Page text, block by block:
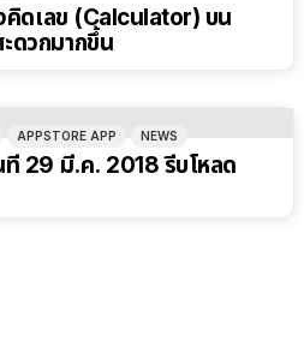
คิดเลข (Calculator) บน
ดวกมากขึ้น
APPSTORE APP NEWS
29 มี.ค. 2018 รีบโหลด